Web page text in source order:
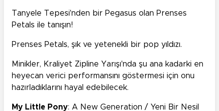
Tanyele Tepesi'nden bir Pegasus olan Prenses
Petals ile tanışın!
Prenses Petals, şık ve yetenekli bir pop yıldızı.
Minikler, Kraliyet Zipline Yarışı'nda şu ana kadarki en
heyecan verici performansını göstermesi için onu
hazırladıklarını hayal edebilecek.
My Little Pony: A New Generation / Yeni Bir Nesil